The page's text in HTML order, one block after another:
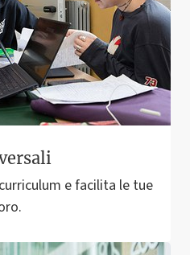
e facilita le tue